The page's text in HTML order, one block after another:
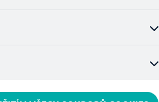
uživateli. Proto nedokážeme zjistit
vyhnout se nevhodným